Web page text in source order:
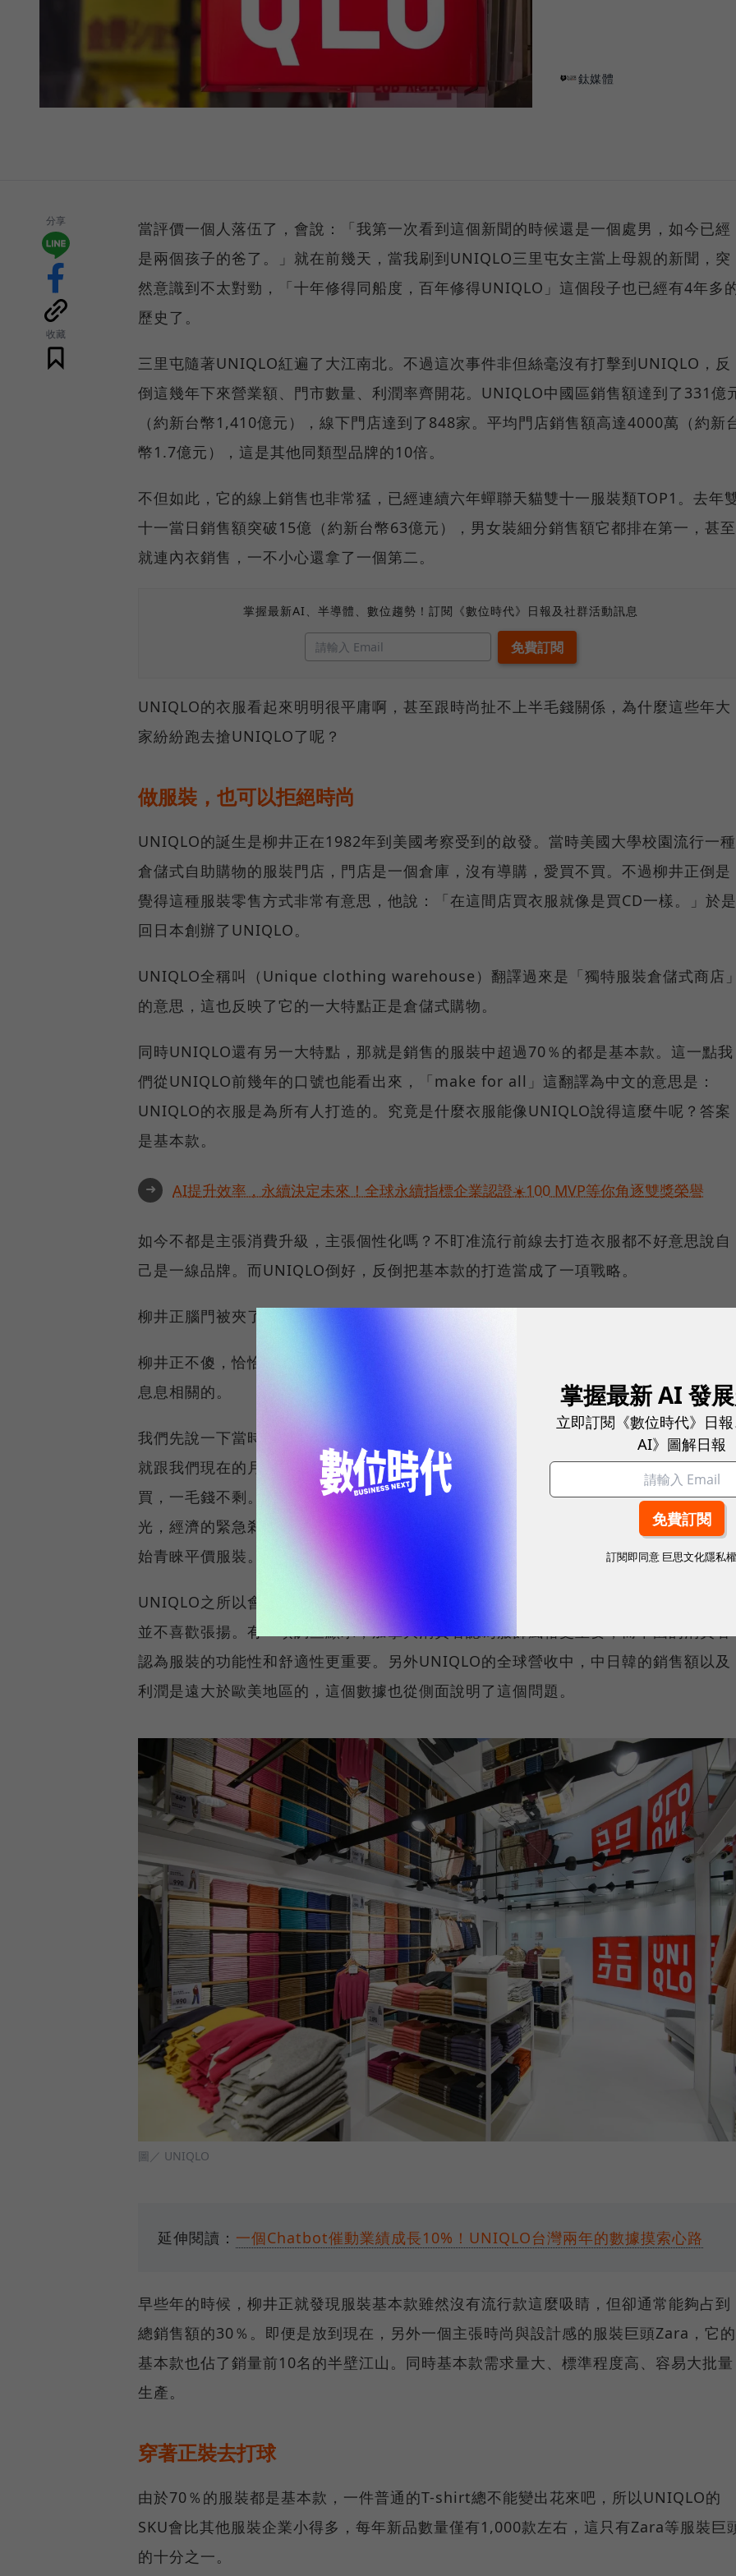
鈦媒體
分享
收藏
當評價一個人落伍了，會說：「我第一次看到這個新聞的時候還是一個處男，如今已經
是兩個孩子的爸了。」就在前幾天，當我刷到UNIQLO三里屯女主當上母親的新聞，突
然意識到不太對勁，「十年修得同船度，百年修得UNIQLO」這個段子也已經有4年多
歷史了。
三里屯隨著UNIQLO紅遍了大江南北。不過這次事件非但絲毫沒有打擊到UNIQLO，反
倒這幾年下來營業額、門市數量、利潤率齊開花。UNIQLO中國區銷售額達到了331億
（約新台幣1,410億元），線下門店達到了848家。平均門店銷售額高達4000萬（約新
幣1.7億元），這是其他同類型品牌的10倍。
不但如此，它的線上銷售也非常猛，已經連續六年蟬聯天貓雙十一服裝類TOP1。去年
十一當日銷售額突破15億（約新台幣63億元），男女裝細分銷售額它都排在第一，甚至
就連內衣銷售，一不小心還拿了一個第二。
掌握最新AI、半導體、數位趨勢！訂閱《數位時代》日報及社群活動訊息
UNIQLO的衣服看起來明明很平庸啊，甚至跟時尚扯不上半毛錢關係，為什麼這些年大
家紛紛跑去搶UNIQLO了呢？
做服裝，也可以拒絕時尚
UNIQLO的誕生是柳井正在1982年到美國考察受到的啟發。當時美國大學校園流行一種
倉儲式自助購物的服裝門店，門店是一個倉庫，沒有導購，愛買不買。不過柳井正倒是
覺得這種服裝零售方式非常有意思，他說：「在這間店買衣服就像是買CD一樣。」於是
回日本創辦了UNIQLO。
UNIQLO全稱叫（Unique clothing warehouse）翻譯過來是「獨特服裝倉儲式商店
的意思，這也反映了它的一大特點正是倉儲式購物。
同時UNIQLO還有另一大特點，那就是銷售的服裝中超過70％的都是基本款。這一點我
們從UNIQLO前幾年的口號也能看出來，「make for all」這翻譯為中文的意思是：
UNIQLO的衣服是為所有人打造的。究竟是什麼衣服能像UNIQLO說得這麼牛呢？答案
是基本款。
➜ AI提升效率，永續決定未來！全球永續指標企業認證☀️100 MVP等你角逐雙獎榮譽
如今不都是主張消費升級，主張個性化嗎？不盯准流行前線去打造衣服都不好意思說自
己是一線品牌。而UNIQLO倒好，反倒把基本款的打造當成了一項戰略。
柳井正腦門被夾了嗎？
柳井正不傻，恰恰相反，還非常精明。UNIQLO這個戰略是跟它時代背景以及文化背景
息息相關的。
我們先說一下當時日本的時代背景。當時社會上有一個數量龐大的群體，叫做窮忙族，
就跟我們現在的月光族一樣。他們以為日本經濟將永遠繁榮，所以一發工資就立馬買買
買，一毛錢不剩。好景不長，20世紀90年代開始，日本進入了持續20年的經濟低迷時
光，經濟的緊急剎車使得他們不得不勒緊褲腰帶過日子。這群年輕人終於浪不起了，開
始青睞平價服裝。
UNIQLO之所以會選擇經營基本款，這一點還跟文化背景息息相關。亞洲人在穿衣方面
並不喜歡張揚。有一項調查顯示，加拿大消費者認為服飾風格更重要，而中國的消費者
認為服裝的功能性和舒適性更重要。另外UNIQLO的全球營收中，中日韓的銷售額以及
利潤是遠大於歐美地區的，這個數據也從側面說明了這個問題。
圖／ UNIQLO
延伸閱讀： 一個Chatbot催動業績成長10%！UNIQLO台灣兩年的數據摸索心路
早些年的時候，柳井正就發現服裝基本款雖然沒有流行款這麼吸睛，但卻通常能夠占到
總銷售額的30％。即便是放到現在，另外一個主張時尚與設計感的服裝巨頭Zara，它的
基本款也佔了銷量前10名的半壁江山。同時基本款需求量大、標準程度高、容易大批量
生產。
穿著正裝去打球
由於70％的服裝都是基本款，一件普通的T-shirt總不能變出花來吧，所以UNIQLO的
SKU會比其他服裝企業小得多，每年新品數量僅有1,000款左右，這只有Zara等服裝巨
的十分之一。
掌握最新 AI 發
立即訂閱《數位時代》日
AI》圖解日報
訂閱即同意 巨思文化隱私